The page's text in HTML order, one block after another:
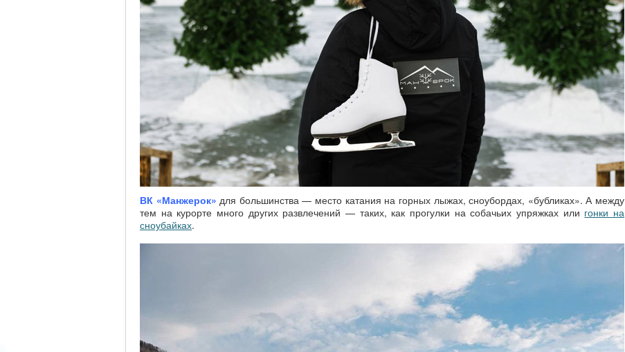
ВК «Манжерок» для большинства — место катания на горных лыжах, сноубордах, «бубликах». А между
тем на курорте много других развлечений — таких, как прогулки на собачьих упряжках или гонки на
сноубайках.